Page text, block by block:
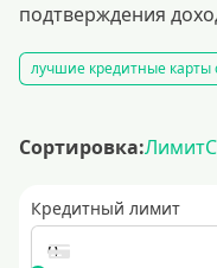
подтверждения
лучшие кредитные
Сортировка:Лимит
Кредитный лимит